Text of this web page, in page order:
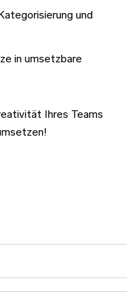
und
in umsetzbare
Ihres Teams